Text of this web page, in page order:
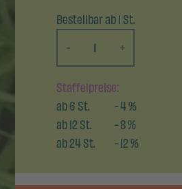
Bestellbar ab 1 St.
-
+
Staffelpreise:
ab6St. -4%
ab12St. -8%
ab24St. -12%